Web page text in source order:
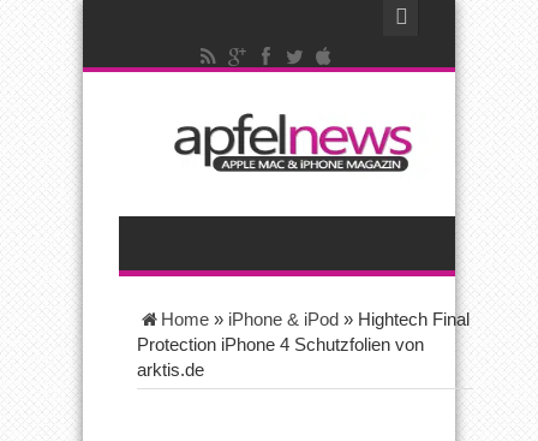
Home » iPhone & iPod » Hightech Final
Protection iPhone 4 Schutzfolien von
arktis.de